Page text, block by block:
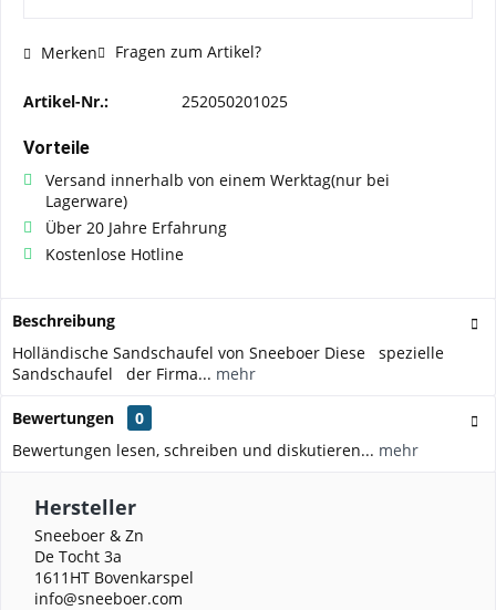
Merken Fragen zum Artikel?
Artikel-Nr.: 252050201025
Vorteile
Versand innerhalb von einem Werktag(nur bei
Lagerware)
Über 20 Jahre Erfahrung
Kostenlose Hotline
Beschreibung
Holländische Sandschaufel von Sneeboer Diese spezielle
Sandschaufel der Firma... mehr
Bewertungen
0
Bewertungen lesen, schreiben und diskutieren... mehr
Hersteller
Sneeboer & Zn
De Tocht 3a
1611HT Bovenkarspel
info@sneeboer.com